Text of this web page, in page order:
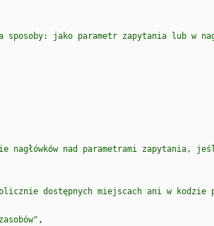
sposoby: jako parametr zapytania lub w
nagłówków nad parametrami zapytania,
dostępnych miejscach ani w
,